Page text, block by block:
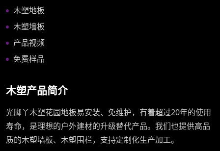
木塑地板
木塑墙板
产品视频
免费样品
木塑产品简介
光脚丫木塑花园地板易安装、免维护，有着超过20年的使用
寿命，是理想的户外建材的升级替代产品。我们也提供高品
质的木塑墙板、木塑围栏，支持定制化生产加工。